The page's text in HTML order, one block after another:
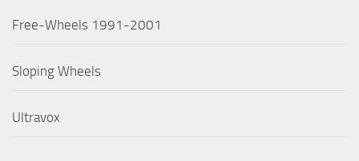
Free-Wheels 1991-2001
Sloping Wheels
Ultravox